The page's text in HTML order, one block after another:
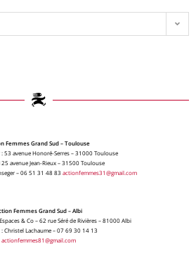
Femmes Grand Sud – Toulouse
: 53 avenue Honoré-Serres – 31000 Toulouse
avenue Jean-Rieux – 31500 Toulouse
– 06 51 31 48 83 actionfemmes31@gmail.com
Femmes Grand Sud – Albi
& Co – 62 rue Séré de Rivières – 81000 Albi
Christel Lachaume – 07 69 30 14 13
actionfemmes81@gmail.com